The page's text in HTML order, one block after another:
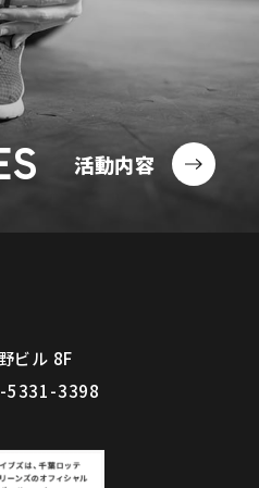
活動内容
ビル 8F
5331-3398